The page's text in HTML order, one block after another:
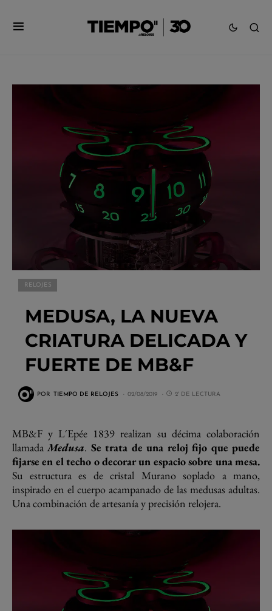
RELOJES
MEDUSA, LA NUEVA
CRIATURA DELICADA Y
FUERTE DE MB&F
POR TIEMPO DE RELOJES 02/08/2019 2' DE LECTURA
MB&F y L´Epée 1839 realizan su décima colaboración
llamadaMedusa. Se trata de una reloj fijo que puede
fijarse en el techo o decorar un espacio sobre una mesa.
Su estructura es de cristal Murano soplado a mano,
inspirado en el cuerpo acampanado de las medusas adultas.
Una combinación de artesanía y precisión relojera.